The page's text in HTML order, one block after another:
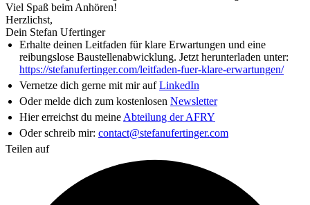
Viel Spaß beim Anhören!
Herzlichst,
Dein Stefan Ufertinger
Erhalte deinen Leitfaden für klare Erwartungen und eine
reibungslose Baustellenabwicklung. Jetzt herunterladen unter:
https://stefanufertinger.com/leitfaden-fuer-klare-erwartungen/
Vernetze dich gerne mit mir aufLinkedIn
Oder melde dich zum kostenlosen Newsletter
Hier erreichst du meine Abteilung der AFRY
Oder schreib mir: contact@stefanufertinger.com
Teilen auf